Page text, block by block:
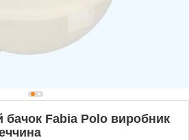
Fabia Polo виробник